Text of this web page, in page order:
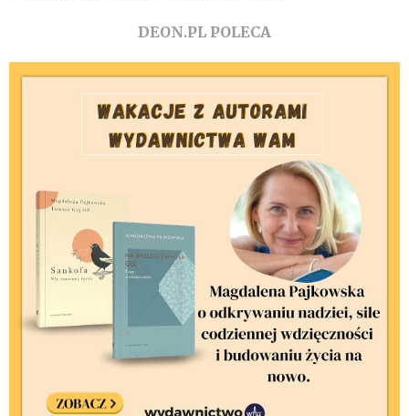
DEON.PL POLECA